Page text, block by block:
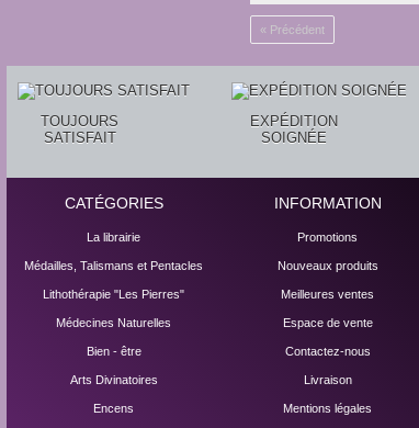
« Précédent
TOUJOURS
SATISFAIT
EXPÉDITION
SOIGNÉE
CATÉGORIES
La librairie
Médailles, Talismans et Pentacles
Lithothérapie "Les Pierres"
Médecines Naturelles
Bien - être
Arts Divinatoires
Encens
INFORMATION
Promotions
Nouveaux produits
Meilleures ventes
Espace de vente
Contactez-nous
Livraison
Mentions légales